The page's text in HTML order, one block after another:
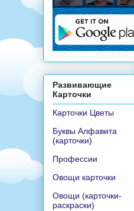
Развивающие
Карточки
Карточки Цветы
Буквы Алфавита
(карточки)
Профессии
Овощи карточки
Овощи (карточки-
раскраски)